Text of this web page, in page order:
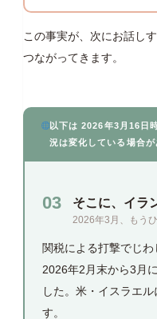
この事実が、次にお話し
つながってきます。
以下は 2026年3月16日
況は変化している場合が
03 そこに、イラ
2026年3月、もう
関税による打撃でじわ
2026年2月末から3月
した。米・イスラエ
す。